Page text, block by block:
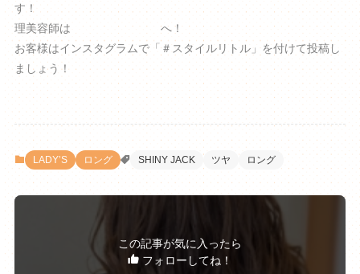
す！
理美容師は 専用入力フォーム へ！
お客様はインスタグラムで「＃スタイルリトル」を付けて投稿し
ましょう！
LADY’S ロング SHINY JACK ツヤ ロング
この記事が気に入ったら
フォローしてね！